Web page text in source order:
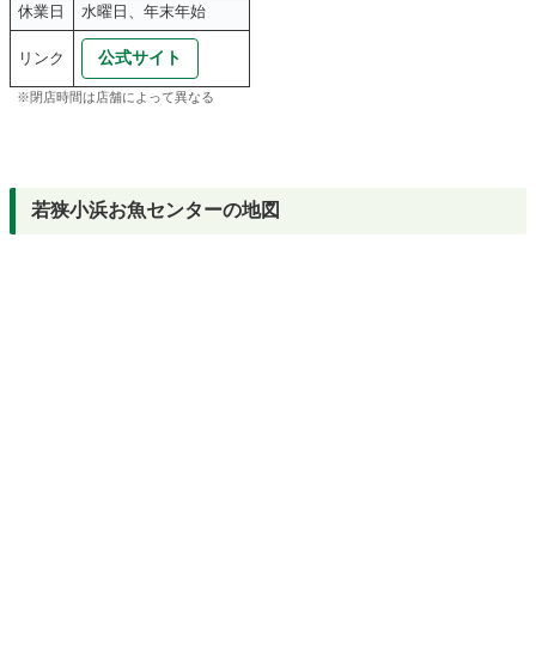
休業日 水曜日、年末年始
リンク 公式サイト
※閉店時間は店舗によって異なる
若狭小浜お魚センターの地図